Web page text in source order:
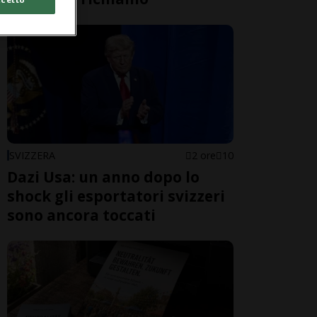
SVIZZERA 2 ore 10
Dazi Usa: un anno dopo lo
shock gli esportatori svizzeri
sono ancora toccati